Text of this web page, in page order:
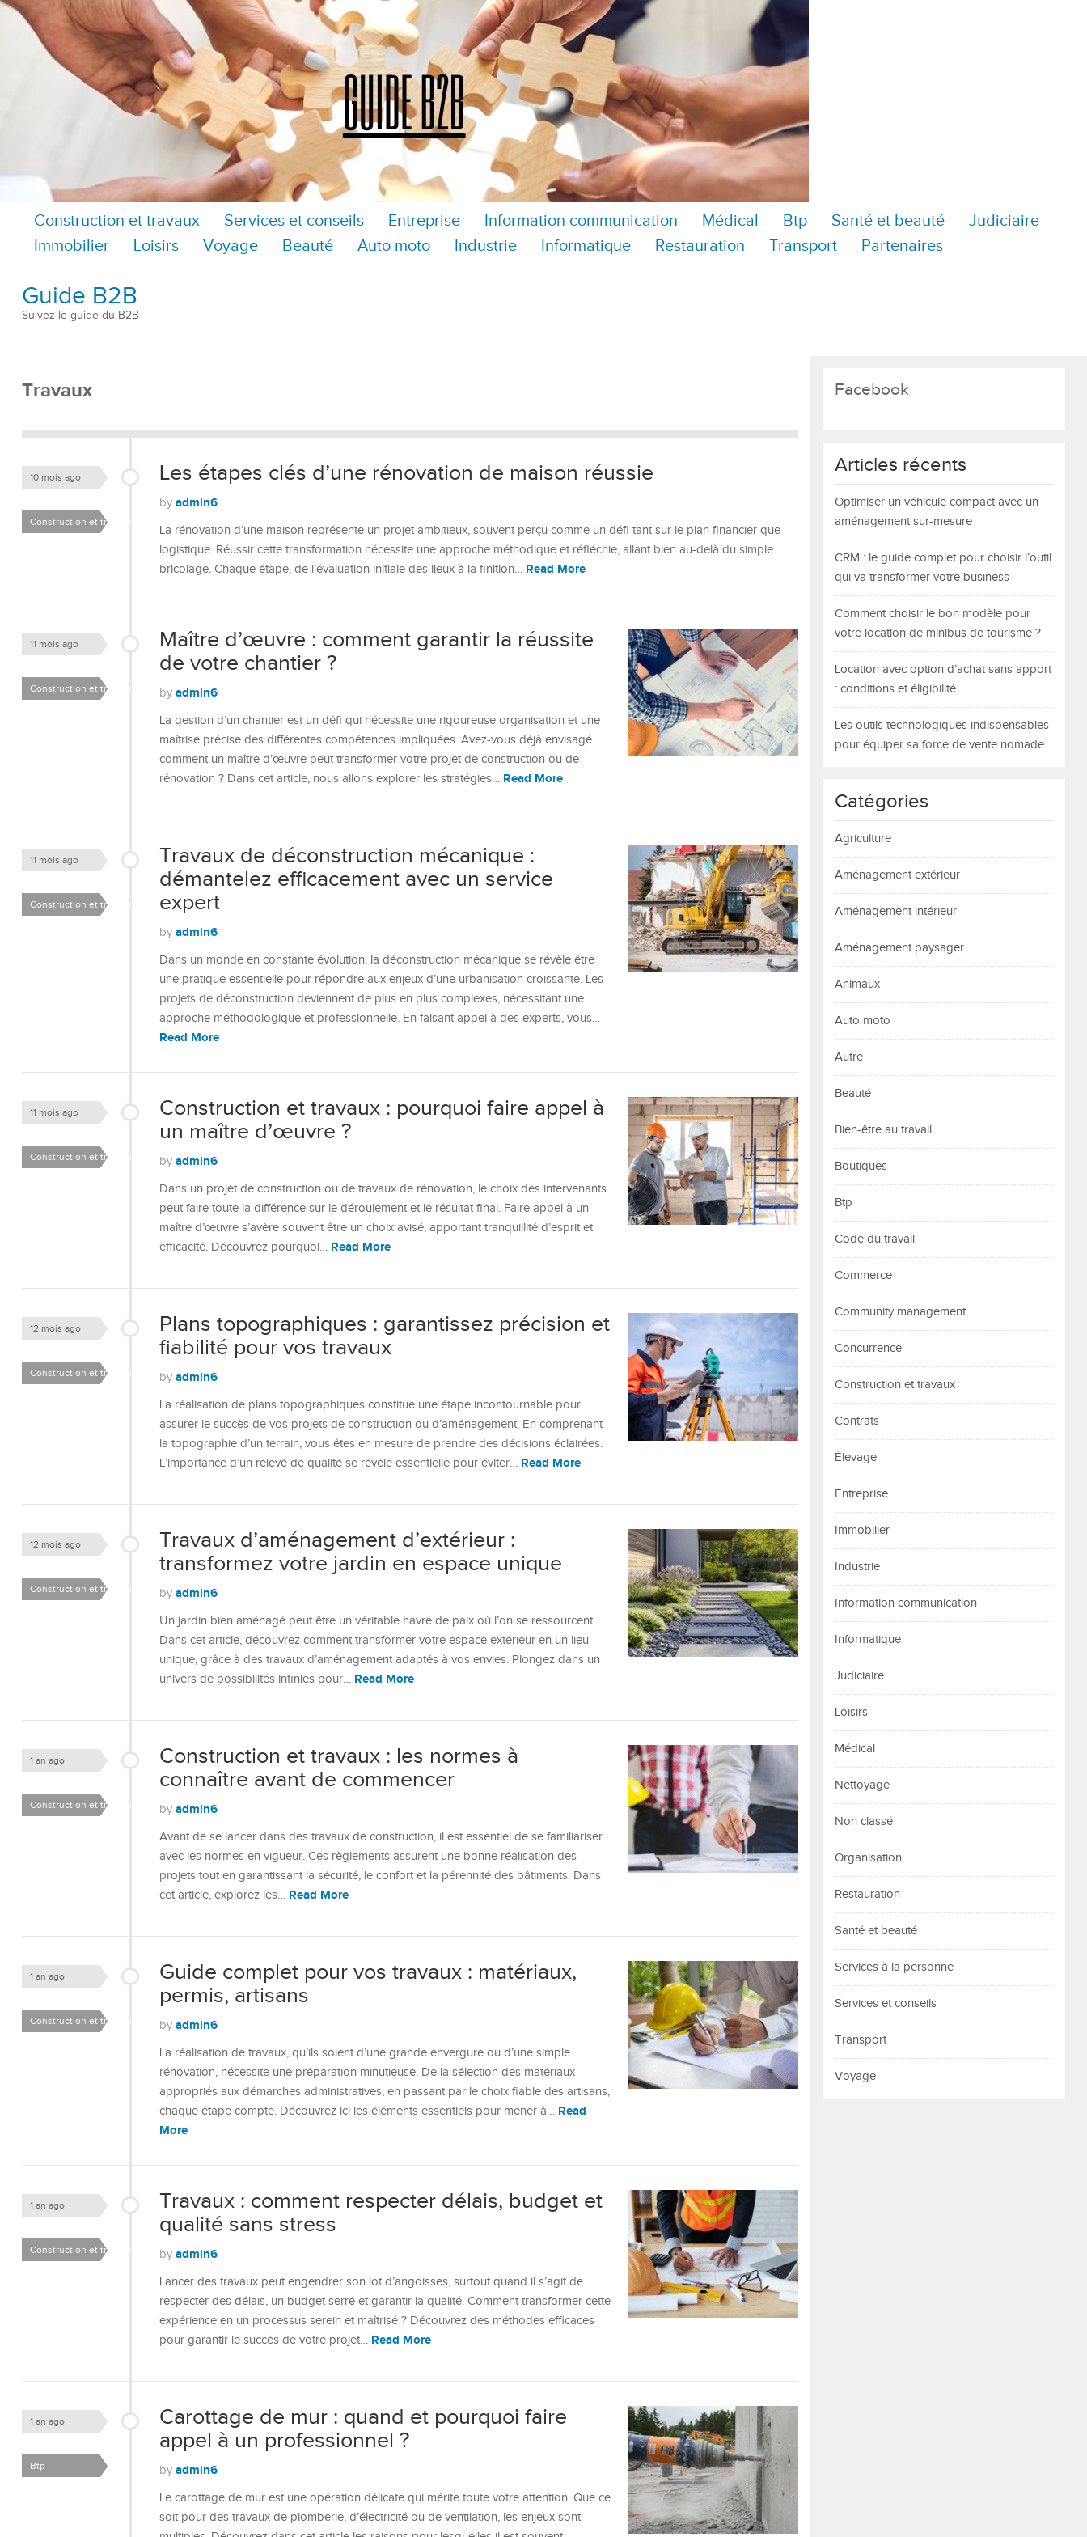
Construction et travaux Services et conseils Entreprise Information communication Médical Btp Santé et beauté
Judiciaire
Immobilier
Loisirs Voyage Beauté Auto moto Industrie Informatique Restauration Transport Partenaires
Guide B2B
Suivez le guide du B2B
Travaux
Les étapes clés d’une rénovation de maison réussie
10 mois ago
by admin6
Construction et travaux
La rénovation d’une maison représente un projet ambitieux, souvent perçu comme un défi tant sur le plan financier que
logistique. Réussir cette transformation nécessite une approche méthodique et réfléchie, allant bien au-delà du simple
bricolage. Chaque étape, de l’évaluation initiale des lieux à la finition… Read More
Maître d’œuvre : comment garantir la réussite
de votre chantier ?
11 mois ago
by admin6
Construction et travaux
La gestion d’un chantier est un défi qui nécessite une rigoureuse organisation et une
maîtrise précise des différentes compétences impliquées. Avez-vous déjà envisagé
comment un maître d’œuvre peut transformer votre projet de construction ou de
rénovation ? Dans cet article, nous allons explorer les stratégies… Read More
Travaux de déconstruction mécanique :
démantelez efficacement avec un service
expert
11 mois ago
by admin6
Construction et travaux
Dans un monde en constante évolution, la déconstruction mécanique se révèle être
une pratique essentielle pour répondre aux enjeux d’une urbanisation croissante. Les
projets de déconstruction deviennent de plus en plus complexes, nécessitant une
approche méthodologique et professionnelle. En faisant appel à des experts, vous…
Read More
Construction et travaux : pourquoi faire appel à
un maître d’œuvre ?
11 mois ago
by admin6
Construction et travaux
Dans un projet de construction ou de travaux de rénovation, le choix des intervenants
peut faire toute la différence sur le déroulement et le résultat final. Faire appel à un
maître d’œuvre s’avère souvent être un choix avisé, apportant tranquillité d’esprit et
efficacité. Découvrez pourquoi… Read More
Plans topographiques : garantissez précision et
fiabilité pour vos travaux
12 mois ago
by admin6
Construction et travaux
La réalisation de plans topographiques constitue une étape incontournable pour
assurer le succès de vos projets de construction ou d’aménagement. En comprenant
la topographie d’un terrain, vous êtes en mesure de prendre des décisions éclairées.
L’importance d’un relevé de qualité se révèle essentielle pour éviter… Read More
Travaux d’aménagement d’extérieur :
transformez votre jardin en espace unique
12 mois ago
by admin6
Construction et travaux
Un jardin bien aménagé peut être un véritable havre de paix où l’on se ressourcent.
Dans cet article, découvrez comment transformer votre espace extérieur en un lieu
unique, grâce à des travaux d’aménagement adaptés à vos envies. Plongez dans un
univers de possibilités infinies pour… Read More
Construction et travaux : les normes à
connaître avant de commencer
1 an ago
by admin6
Construction et travaux
Avant de se lancer dans des travaux de construction, il est essentiel de se familiariser
avec les normes en vigueur. Ces règlements assurent une bonne réalisation des
projets tout en garantissant la sécurité, le confort et la pérennité des bâtiments. Dans
cet article, explorez les… Read More
Guide complet pour vos travaux : matériaux,
permis, artisans
1 an ago
by admin6
Construction et travaux
La réalisation de travaux, qu’ils soient d’une grande envergure ou d’une simple
rénovation, nécessite une préparation minutieuse. De la sélection des matériaux
appropriés aux démarches administratives, en passant par le choix fiable des artisans,
chaque étape compte. Découvrez ici les éléments essentiels pour mener à… Read
More
Travaux : comment respecter délais, budget et
qualité sans stress
1 an ago
by admin6
Construction et travaux
Lancer des travaux peut engendrer son lot d’angoisses, surtout quand il s’agit de
respecter des délais, un budget serré et garantir la qualité. Comment transformer cette
expérience en un processus serein et maîtrisé ? Découvrez des méthodes efficaces
pour garantir le succès de votre projet… Read More
Carottage de mur : quand et pourquoi faire
appel à un professionnel ?
1 an ago
by admin6
Btp
Le carottage de mur est une opération délicate qui mérite toute votre attention. Que ce
soit pour des travaux de plomberie, d’électricité ou de ventilation, les enjeux sont
Facebook
Articles récents
Optimiser un véhicule compact avec un
aménagement sur-mesure
CRM : le guide complet pour choisir l’outil
qui va transformer votre business
Comment choisir le bon modèle pour
votre location de minibus de tourisme ?
Location avec option d’achat sans apport
: conditions et éligibilité
Les outils technologiques indispensables
pour équiper sa force de vente nomade
Catégories
Agriculture
Aménagement extérieur
Aménagement intérieur
Aménagement paysager
Animaux
Auto moto
Autre
Beauté
Bien-être au travail
Boutiques
Btp
Code du travail
Commerce
Community management
Concurrence
Construction et travaux
Contrats
Élevage
Entreprise
Immobilier
Industrie
Information communication
Informatique
Judiciaire
Loisirs
Médical
Nettoyage
Non classé
Organisation
Restauration
Santé et beauté
Services à la personne
Services et conseils
Transport
Voyage